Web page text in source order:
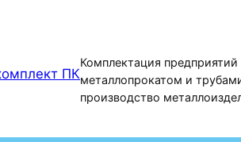
Комплектация предприятий
металлопрокатом и
производство